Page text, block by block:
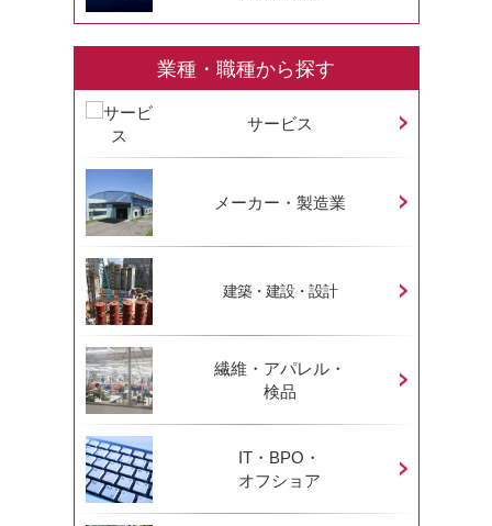
業種・職種から探す
サービス
メーカー・製造業
建築・建設・設計
繊維・アパレル・
検品
IT・BPO・
オフショア